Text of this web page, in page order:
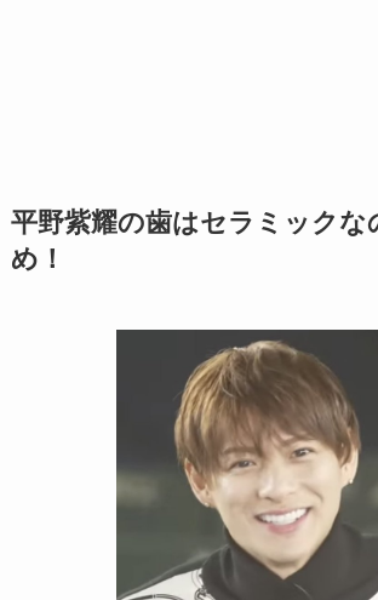
平野紫耀の歯はセラミックな
め！